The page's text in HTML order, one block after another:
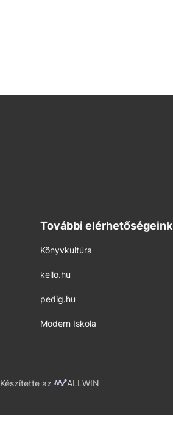
További elérhetőségeink
Könyvkultúra
kello.hu
pedig.hu
Modern Iskola
Készítette az ALLWIN